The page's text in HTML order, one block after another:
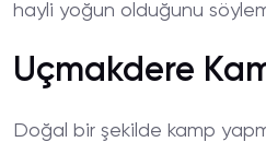
hayli yoğun olduğunu
Uçmakdere
Doğal bir şekilde kamp